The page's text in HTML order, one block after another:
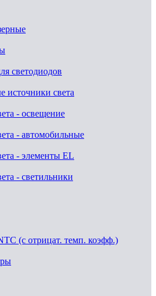
светодиодов
света
- освещение
- автомобильные
- элементы EL
- светильники
(с отрицат. темп. коэфф.)